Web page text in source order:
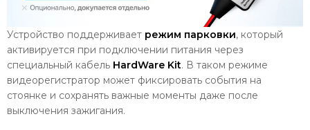
Устройство поддерживает режим парковки, который
активируется при подключении питания через
специальный кабель HardWare Kit. В таком режиме
видеорегистратор может фиксировать события на
стоянке и сохранять важные моменты даже после
выключения зажигания.